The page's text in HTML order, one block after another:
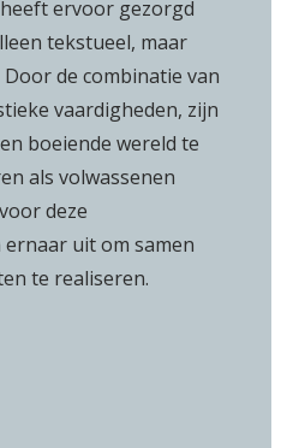
ervoor gezorgd
tekstueel, maar
de combinatie van
vaardigheden, zijn
boeiende wereld te
als volwassenen
deze
uit om samen
te realiseren.